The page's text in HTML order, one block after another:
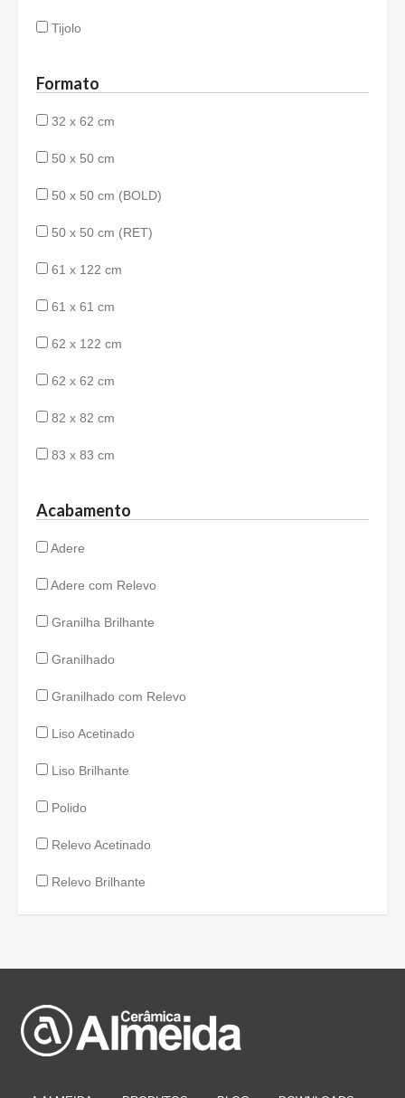
Tijolo
Formato
32 x 62 cm
50 x 50 cm
50 x 50 cm (BOLD)
50 x 50 cm (RET)
61 x 122 cm
61 x 61 cm
62 x 122 cm
62 x 62 cm
82 x 82 cm
83 x 83 cm
Acabamento
Adere
Adere com Relevo
Granilha Brilhante
Granilhado
Granilhado com Relevo
Liso Acetinado
Liso Brilhante
Polido
Relevo Acetinado
Relevo Brilhante